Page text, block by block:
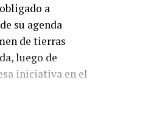
a
su agenda
de tierras
luego de
iniciativa en el
ministra de